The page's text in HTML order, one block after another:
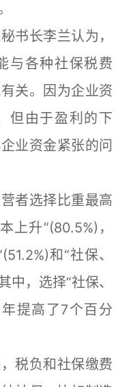
长李兰认为，
与各种社保税费
关。因为企业资
但由于盈利的下
业资金紧张的问
者选择比重最高
上升”(80.5%)，
和“社保、
中，选择“社保、
提高了7个百分
税负和社保缴费